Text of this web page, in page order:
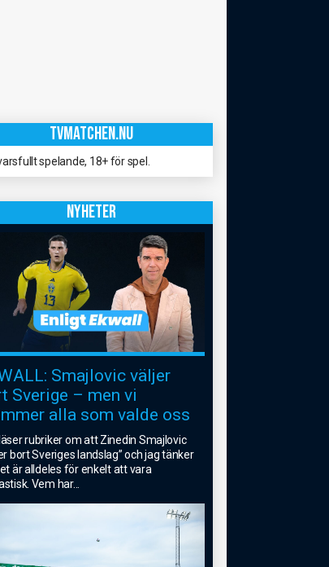
TVMATCHEN.NU
spelande, 18+ för spel.
NYHETER
Smajlovic väljer
Sverige – men vi
alla som valde oss
rubriker om att Zinedin Smajlovic
bort Sveriges landslag” och jag tänker
är alldeles för enkelt att vara
Vem har...